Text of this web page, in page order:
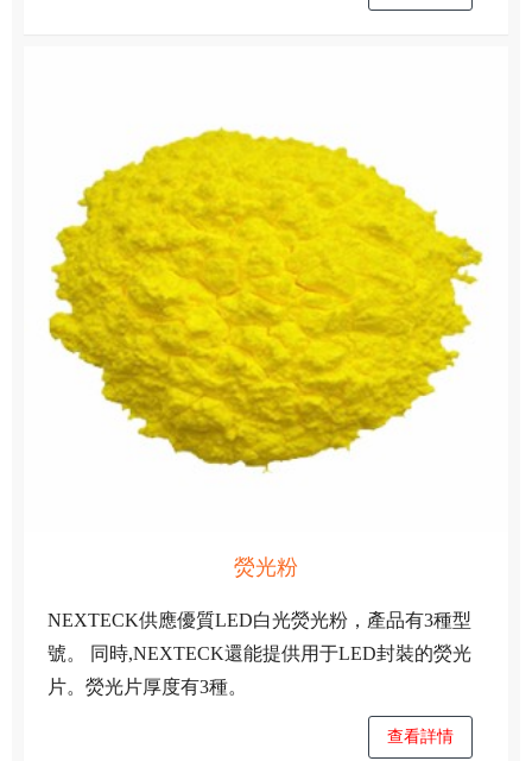
熒光粉
NEXTECK供應優質LED白光熒光粉，產品有3種型
號。 同時,NEXTECK還能提供用于LED封裝的熒光
片。熒光片厚度有3種。
查看詳情